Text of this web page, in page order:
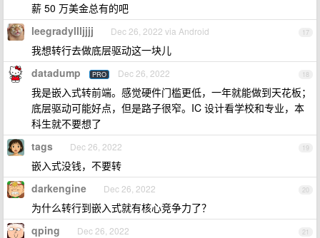
薪 50 万美金总有的吧
17
leegradyllljjjj Dec 26, 2022 via Android
我想转行去做底层驱动这一块儿
18
datadump PRO Dec 26, 2022
我是嵌入式转前端。感觉硬件门槛更低，一年就能做到天花板；
底层驱动可能好点，但是路子很窄。IC 设计看学校和专业，本
科生就不要想了
19
tags Dec 26, 2022
嵌入式没钱，不要转
20
darkengine Dec 26, 2022
为什么转行到嵌入式就有核心竞争力了？
21
qping Dec 26, 2022